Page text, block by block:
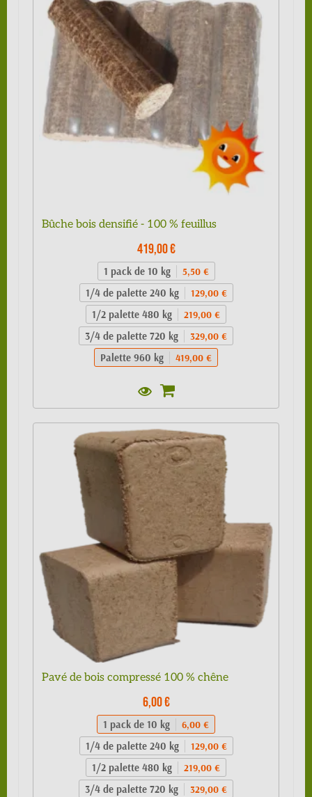
Bûche bois densifié - 100 % feuillus
419,00 €
1 pack de 10 kg 5,50 €
1/4 de palette 240 kg 129,00 €
1/2 palette 480 kg 219,00 €
3/4 de palette 720 kg 329,00 €
Palette 960 kg 419,00 €
Pavé de bois compressé 100 % chêne
6,00 €
1 pack de 10 kg 6,00 €
1/4 de palette 240 kg 129,00 €
1/2 palette 480 kg 219,00 €
3/4 de palette 720 kg 329,00 €